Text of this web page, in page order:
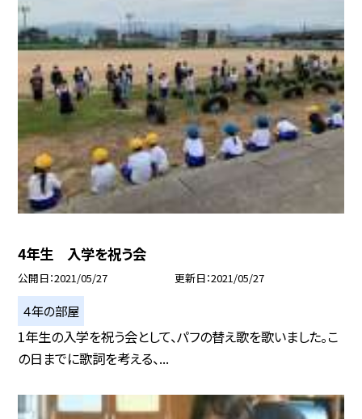
4年生 入学を祝う会
公開日 2021/05/27 更新日 2021/05/27
４年の部屋
1年生の入学を祝う会として、パフの替え歌を歌いました。こ
の日までに歌詞を考える、...